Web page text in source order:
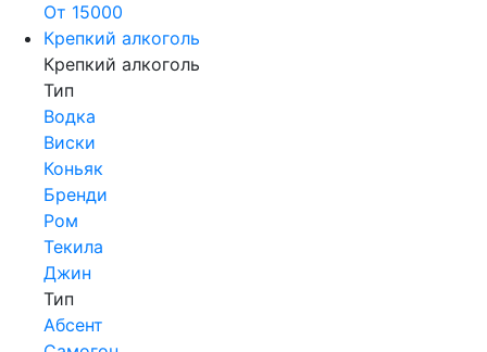
От 15000
Крепкий алкоголь
Крепкий алкоголь
Тип
Водка
Виски
Коньяк
Бренди
Ром
Текила
Джин
Тип
Абсент